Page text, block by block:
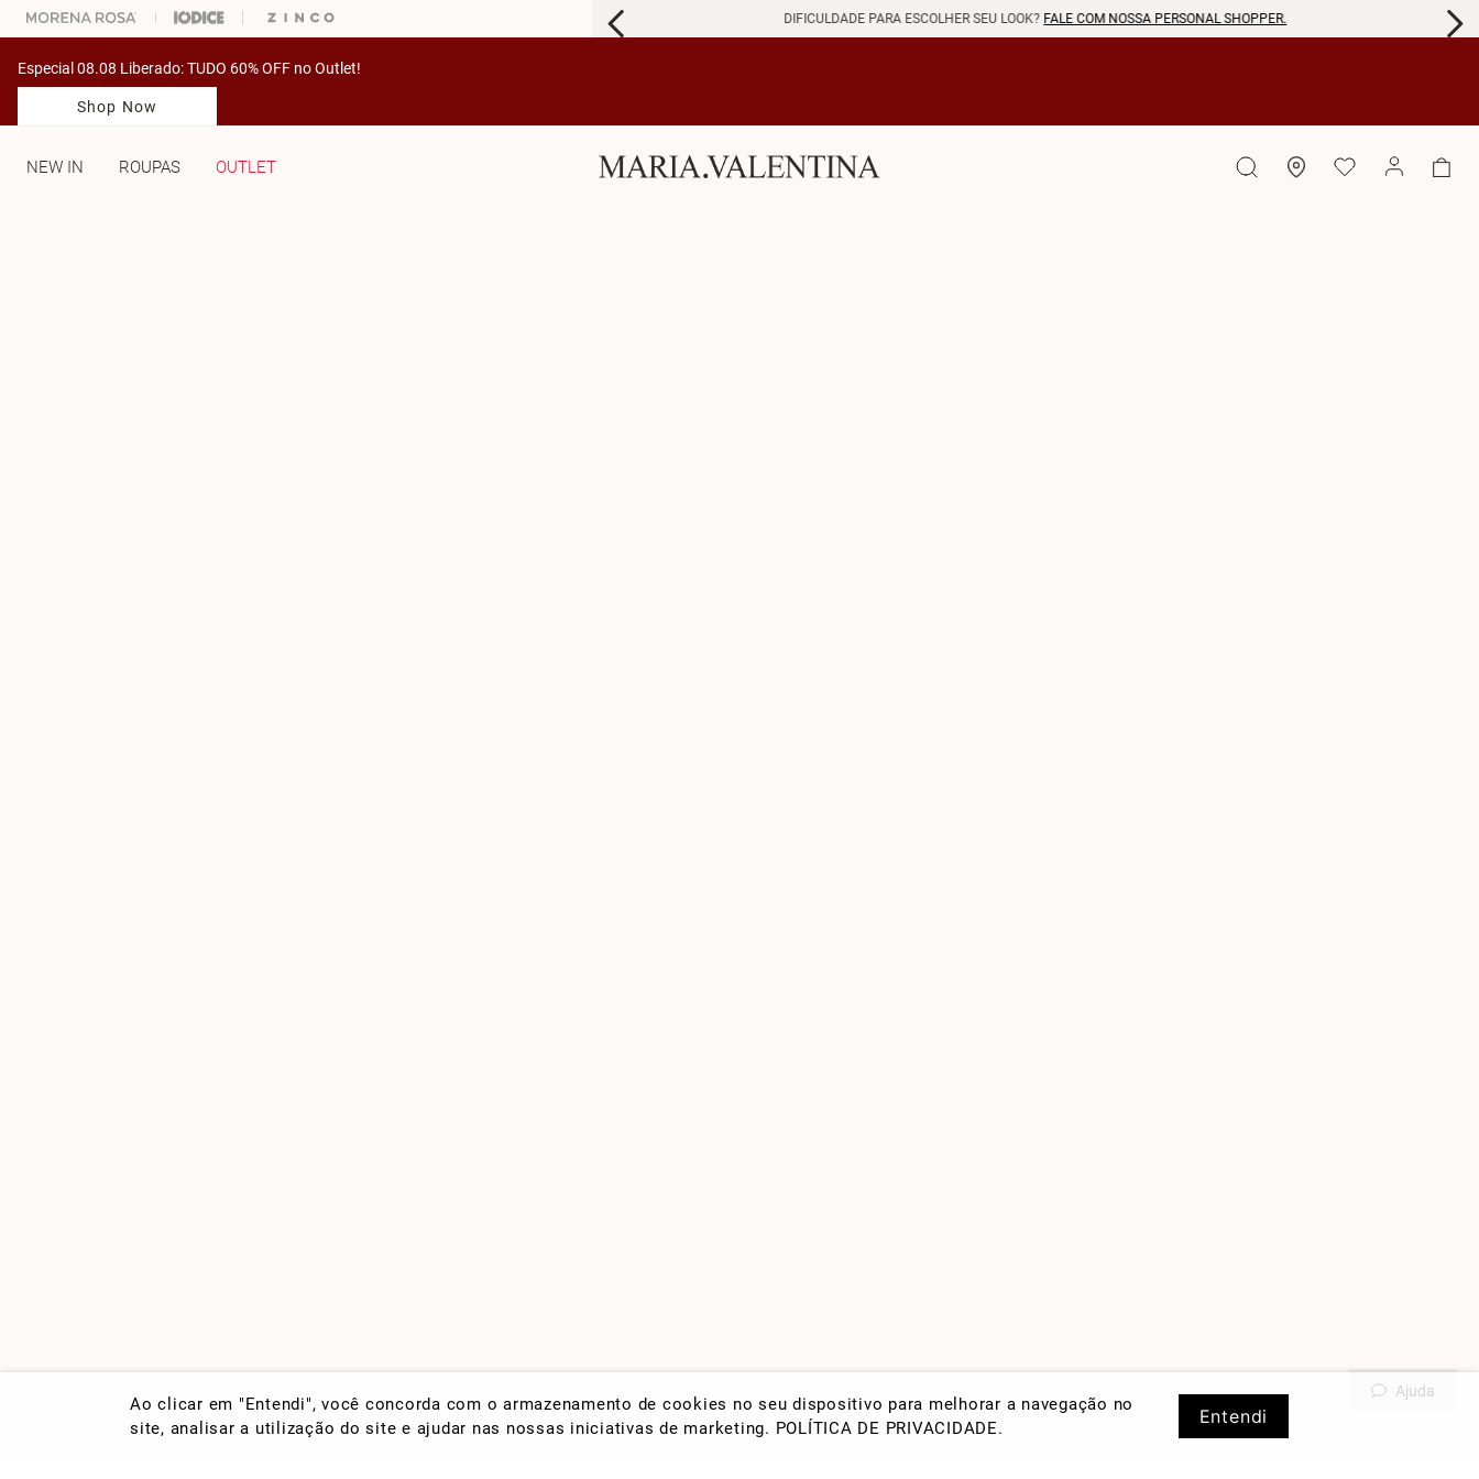
Ao clicar em "Entendi", você concorda com o armazenamento de cookies no seu dispositivo para melhorar a navegação no
site, analisar a utilização do site e ajudar nas nossas iniciativas de marketing. POLÍTICA DE PRIVACIDADE.
Entendi
Ajuda
OFF NA SUA 1° COMPRA USANDO O CUPOM: PRIMEIRAMV DIFICULDADE PARA ESCOLHER SEU LOOK? FALE COM NOSSA PERSONAL SHOPPER.
Especial 08.08 Liberado: TUDO 60% OFF no Outlet!
Shop Now
NEW IN ROUPAS OUTLET